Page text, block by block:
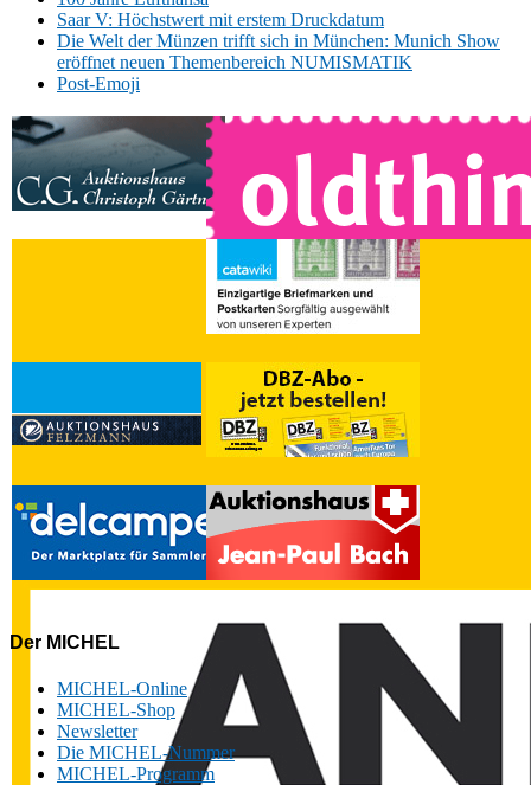
Saar V: Höchstwert mit erstem Druckdatum
Die Welt der Münzen trifft sich in München: Munich Show
eröffnet neuen Themenbereich NUMISMATIK
Post-Emoji
Der MICHEL
MICHEL-Online
MICHEL-Shop
Newsletter
Die MICHEL-Nummer
MICHEL-Programm